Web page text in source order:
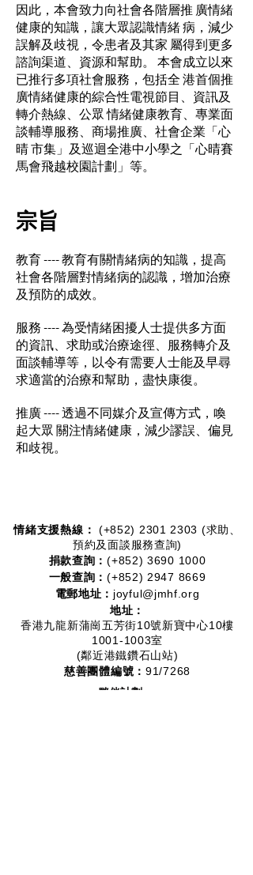
因此，本會致力向社會各階層推 廣情緒
健康的知識，讓大眾認識情緒 病，減少
誤解及歧視，令患者及其家 屬得到更多
諮詢渠道、資源和幫助。 本會成立以來
已推行多項社會服務，包括全 港首個推
廣情緒健康的綜合性電視節目、資訊及
轉介熱線、公眾 情緒健康教育、專業面
談輔導服務、商場推廣、社會企業「心
晴 市集」及巡迴全港中小學之「心晴賽
馬會飛越校園計劃」等。
宗旨
教育 ---- 教育有關情緒病的知識，提高
社會各階層對情緒病的認識，增加治療
及預防的成效。
服務 ---- 為受情緒困擾人士提供多方面
的資訊、求助或治療途徑、服務轉介及
面談輔導等，以令有需要人士能及早尋
求適當的治療和幫助，盡快康復。
​推廣 ---- 透過不同媒介及宣傳方式，喚
起大眾 關注情緒健康，減少謬誤、偏見
和歧視。
情緒支援熱線：​​ (+852) 2301 2303 (求助、
預約及面談服務查詢)
捐款查詢：(+852)3690 1000
一般查詢：(+852) 2947 8669
電郵地址： joyful@jmhf.org
地址：
香港九龍新蒲崗五芳街10號新寶中心10樓
1001-1003室
(鄰近港鐵鑽石山站)
慈善團體編號： 91/7268
夥伴計劃：